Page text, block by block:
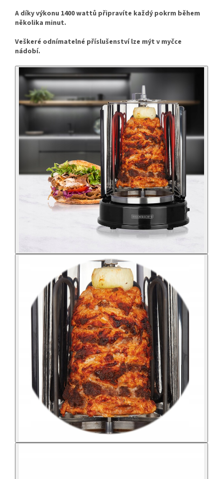
A díky výkonu 1400 wattů připravíte každý pokrm během
několika minut.
Veškeré odnímatelné příslušenství lze mýt v myčce
nádobí.